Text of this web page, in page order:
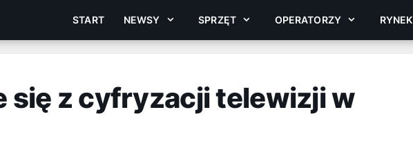
START NEWSY SPRZĘT OPERATORZY RYNEK
się z cyfryzacji telewizji w